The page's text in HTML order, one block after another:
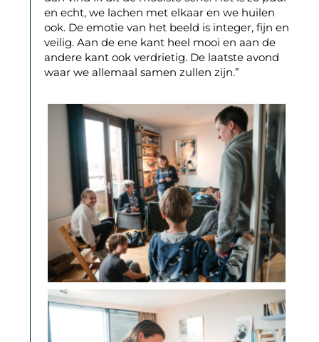
en echt, we lachen met elkaar en we huilen
ook. De emotie van het beeld is integer, fijn en
veilig. Aan de ene kant heel mooi en aan de
andere kant ook verdrietig. De laatste avond
waar we allemaal samen zullen zijn.”